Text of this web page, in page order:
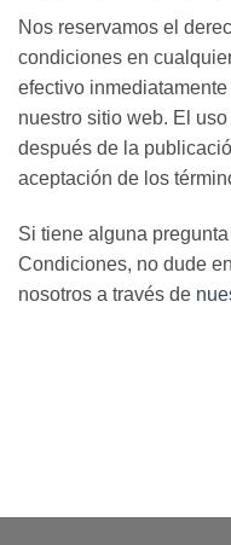
Nos reservamos el
condiciones en
efectivo
nuestro sitio web. El
después de la
aceptación de los
Si tiene alguna
Condiciones, no dude
nosotros a través de